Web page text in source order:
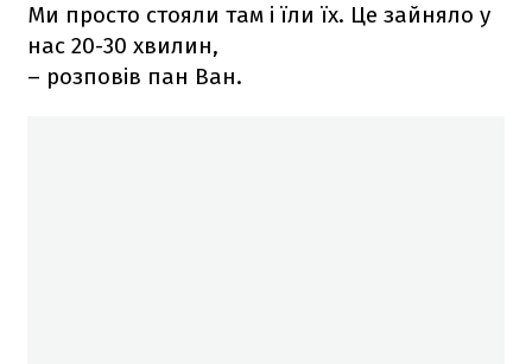
Ми просто стояли там і їли їх. Це зайняло у
нас 20-30 хвилин,
– розповів пан Ван.